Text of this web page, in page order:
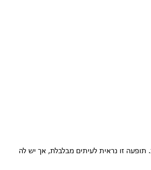
תופעה זו נראית לעיתים מבלבלת, אך יש לה